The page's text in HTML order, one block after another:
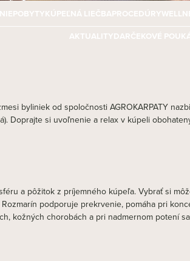
POBYTYKÚPEĽNÁ LIEČBAPROCEDÚRY
AKTUALITYDARČEKOVÉ
byliniek od spoločnosti AGROKARPATY
Doprajte si uvoľnenie a relax v kúpeli
a pôžitok z príjemného kúpeľa. Vybrať si
podporuje prekrvenie, pomáha pri
kožných chorobách a pri nadmernom potení